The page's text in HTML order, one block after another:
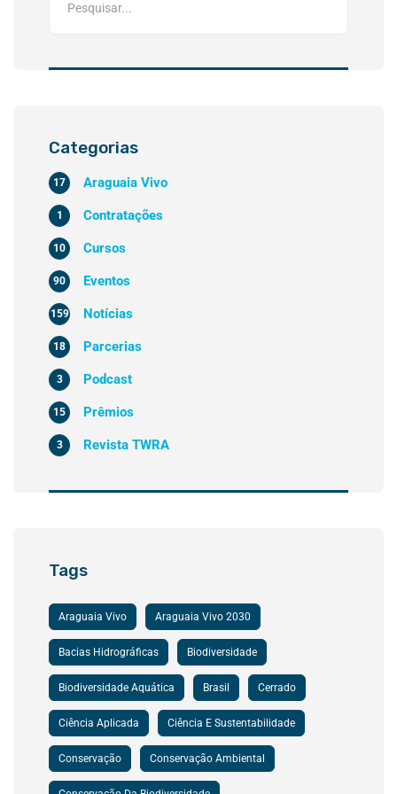
Categorias
Araguaia Vivo
17
Contratações
1
Cursos
10
Eventos
90
Notícias
159
Parcerias
18
Podcast
3
Prêmios
15
Revista TWRA
3
Tags
Araguaia Vivo Araguaia Vivo 2030
Bacias Hidrográficas Biodiversidade
Biodiversidade Aquática Brasil Cerrado
Ciência Aplicada Ciência E Sustentabilidade
Conservação Conservação Ambiental